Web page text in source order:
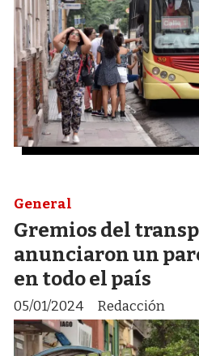
Gremios del
anunciaron un
en todo el país
Redacción
General
05/01/2024